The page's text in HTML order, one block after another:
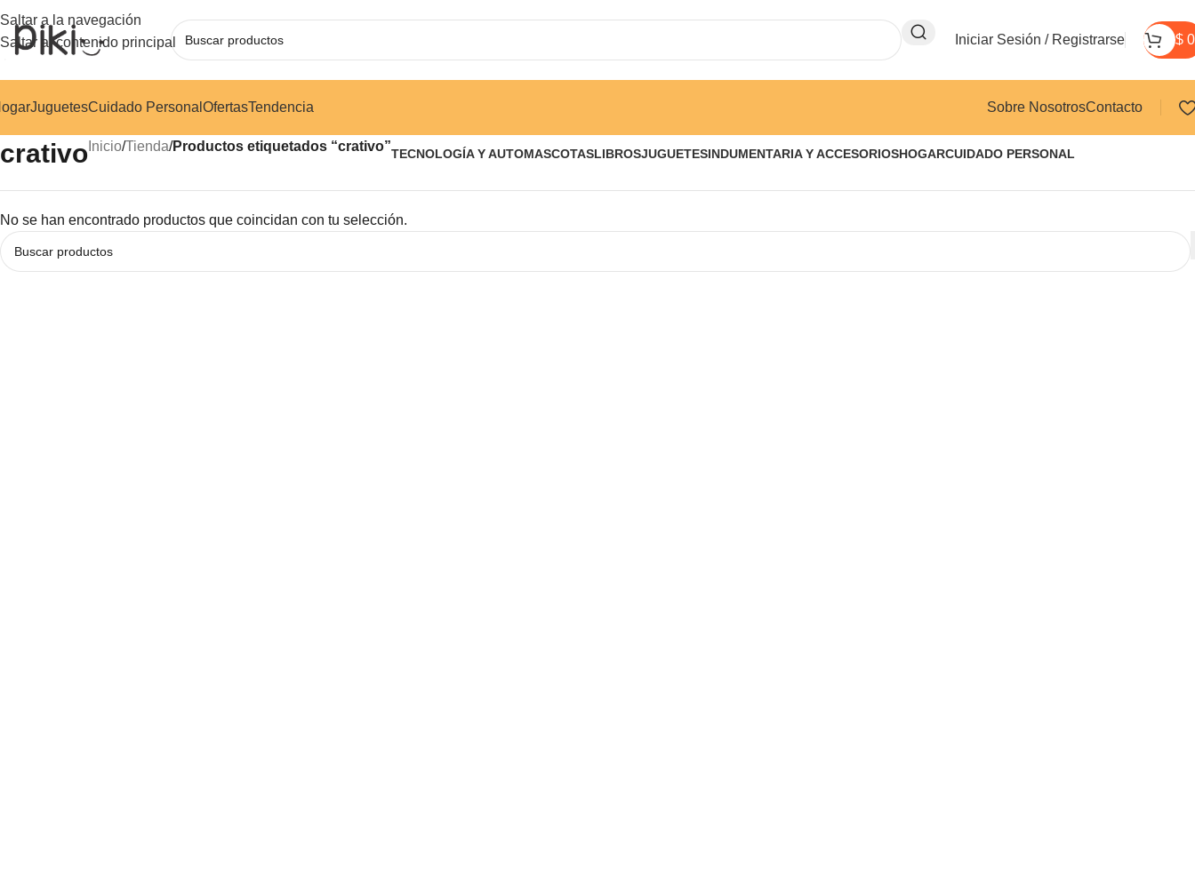
Saltar a la navegación
Saltar al contenido principal
Iniciar Sesión / Registrarse $ 0
JuguetesCuidado Personal OfertasTendencia Sobre NosotrosContacto
crativo Inicio/Tienda/Productos etiquetados “crativo”TECNOLOGÍA Y AUTOMASCOTASLIBROSJUGUETESINDUMENTARIA Y ACCESORIOSHOGARCUIDADO PERSONAL
No se han encontrado productos que coincidan con tu selección.